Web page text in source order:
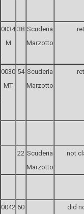
0034
M
38 Scuderia
Marzotto
0030
MT
54 Scuderia
Marzotto
22 Scuderia
Marzotto
not
0042 60 did